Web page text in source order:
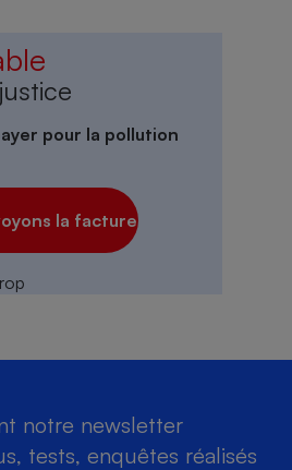
pour la pollution
la facture
notre newsletter
tests, enquêtes réalisés